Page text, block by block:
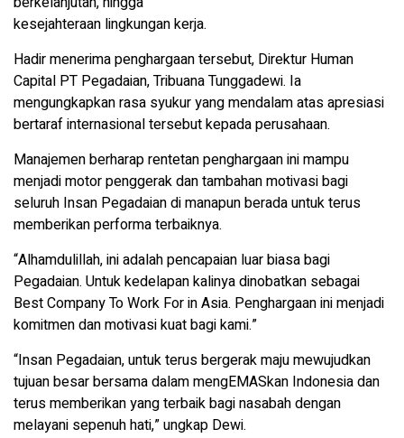
kesejahteraan lingkungan kerja.
Hadir menerima penghargaan tersebut, Direktur Human
Capital PT Pegadaian, Tribuana Tunggadewi. Ia
mengungkapkan rasa syukur yang mendalam atas apresiasi
bertaraf internasional tersebut kepada perusahaan.
Manajemen berharap rentetan penghargaan ini mampu
menjadi motor penggerak dan tambahan motivasi bagi
seluruh Insan Pegadaian di manapun berada untuk terus
memberikan performa terbaiknya.
“Alhamdulillah, ini adalah pencapaian luar biasa bagi
Pegadaian. Untuk kedelapan kalinya dinobatkan sebagai
Best Company To Work For in Asia. Penghargaan ini menjadi
komitmen dan motivasi kuat bagi kami.”
“Insan Pegadaian, untuk terus bergerak maju mewujudkan
tujuan besar bersama dalam mengEMASkan Indonesia dan
terus memberikan yang terbaik bagi nasabah dengan
melayani sepenuh hati,” ungkap Dewi.